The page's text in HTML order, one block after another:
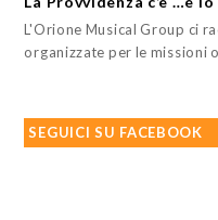
L'Orione Musical Group ci
organizzate per le missioni
SEGUICI SU FACEBOOK